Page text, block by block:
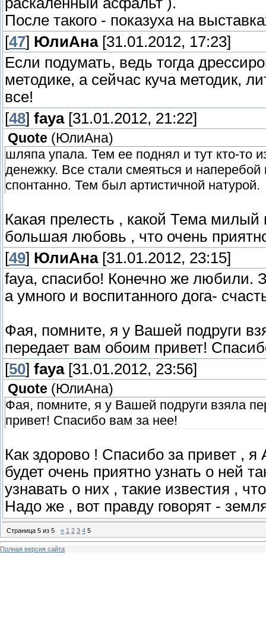
После такого - показуха на
[47] ЮлиАна[31.01.2012, 17:23]
Если подумать, ведь тогда
методике, а сейчас куча методик,
все!
[48] faya[31.01.2012, 21:22]
Quote (ЮлиАна)
шляпа упала. Тем ее поднял и тут кто-то
денежку. Все стали смеяться и
спонтанно. Тем был артистичной натурой.
Какая прелесть , какой Тема
большая любовь , что очень
[49] ЮлиАна[31.01.2012, 23:15]
faya, спасибо! Конечно же любили.
а умного и воспитанного дога-
Фая, помните, я у Вашей подруги
передает вам обоим привет!
[50] faya[31.01.2012, 23:56]
Quote (ЮлиАна)
Фая, помните, я у Вашей подруги взяла
привет! Спасибо вам за нее!
Как здорово ! Спасибо за привет ,
будет очень приятно узнать о ней
узнавать о них , такие известия ,
Надо же , вот правду говорят -
Страница 5 из 5 « 1 2 3 4 5
Полная версия сайта